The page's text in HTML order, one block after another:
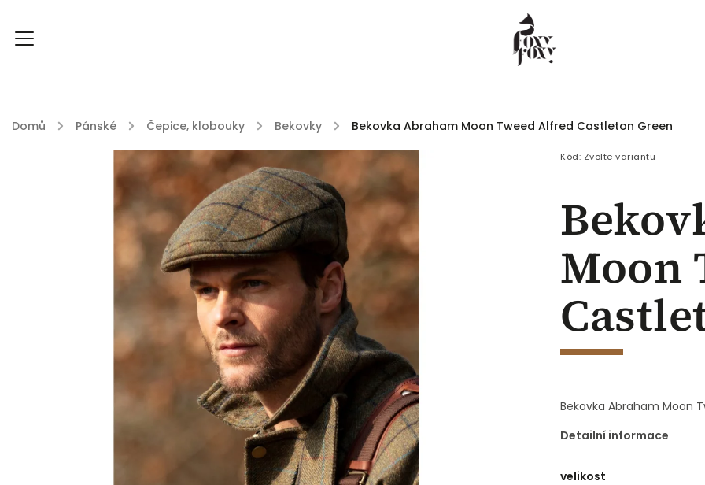
FOXY FOXY kolekce FABLE ENGLAND DU COEUR Pánské Děti
Domů / Pánské / Čepice, klobouky / Bekovky / Bekovka Abraham Moon Tweed Alfred Castleton Green
Moon
Kód: Zvolte variantu
Bekovka Abraham Moon
Detailní informace
velikost